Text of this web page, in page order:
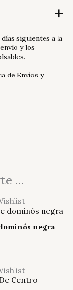
siguientes a la
y los
de Envíos y
...
negra